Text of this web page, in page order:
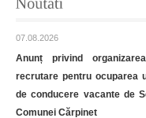
Anunț privind
Detalii aici...
Afișare proiect PNRR